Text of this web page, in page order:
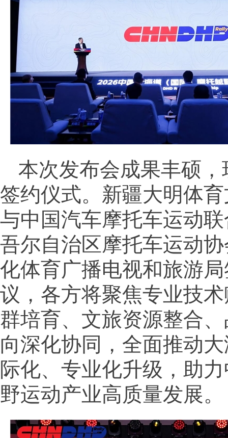
本次发布会成果丰硕
签约仪式。新疆大明体
与中国汽车摩托车运动
吾尔自治区摩托车运动
化体育广播电视和旅游
议，各方将聚焦专业技
群培育、文旅资源整合
向深化协同，全面推动
际化、专业化升级，助
野运动产业高质量发展。